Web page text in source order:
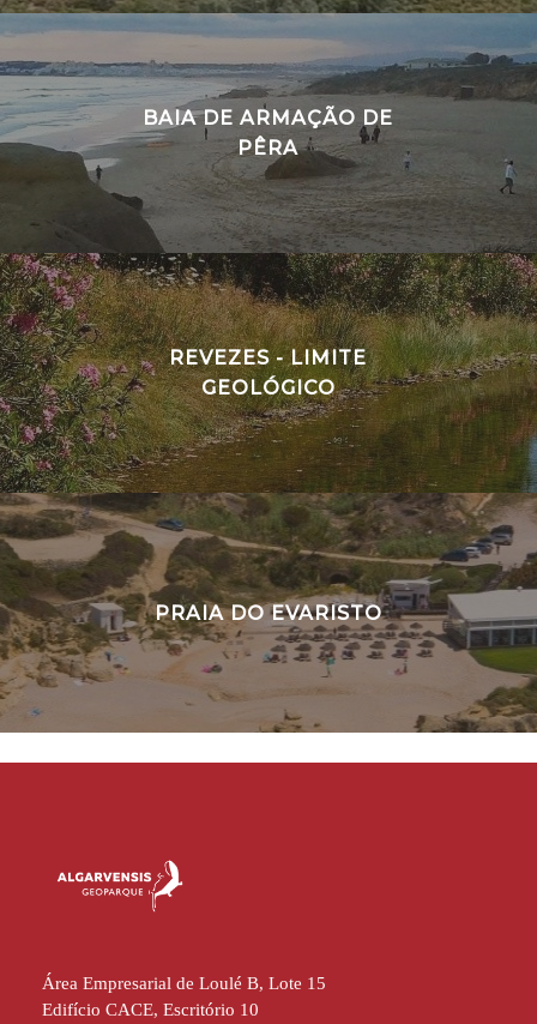
BAIA DE ARMAÇÃO DE
PÊRA
REVEZES - LIMITE
GEOLÓGICO
PRAIA DO EVARISTO
Área Empresarial de Loulé B, Lote 15
Edifício CACE, Escritório 10